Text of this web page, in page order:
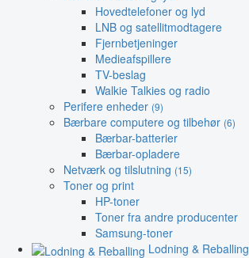
Hovedtelefoner og lyd
LNB og satellitmodtagere
Fjernbetjeninger
Medieafspillere
TV-beslag
Walkie Talkies og radio
Perifere enheder (9)
Bærbare computere og tilbehør (6)
Bærbar-batterier
Bærbar-opladere
Netværk og tilslutning (15)
Toner og print
HP-toner
Toner fra andre producenter
Samsung-toner
Lodning & Reballing